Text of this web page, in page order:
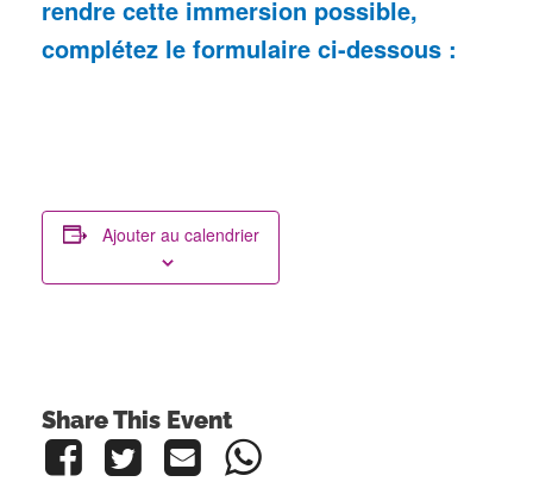
rendre cette immersion possible,
complétez le formulaire ci-dessous :
Ajouter au calendrier
Share This Event